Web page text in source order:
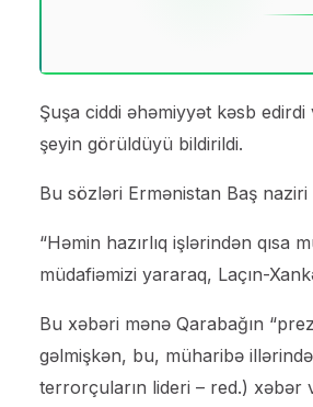
Şuşa ciddi əhəmiyyət kəsb
şeyin görüldüyü bildirildi.
Bu sözləri Ermənistan Baş naziri
“Həmin hazırlıq işlərindən qısa
müdafiəmizi yararaq, Laçın-
Bu xəbəri mənə Qarabağın
gəlmişkən, bu, müharibə
terrorçuların lideri – red.) xəbər